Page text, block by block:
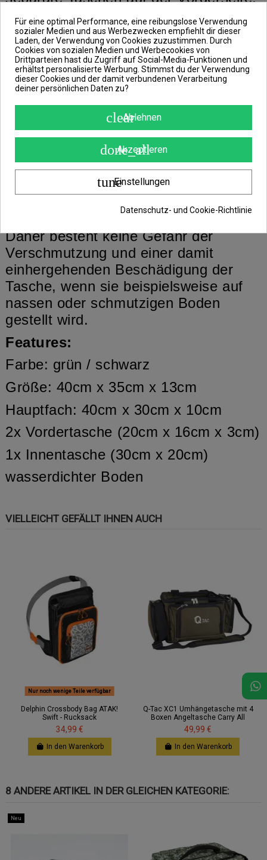
die mit hochwertigen
Doppelreißverschlüssen ausgestattet
sind.
Die Tasche ist in einer grünen Farbe in
Kombination mit schwarzen
Elementen, wie Clips,
Reißverschlüssen, einem
Schulterriemen und einem effektvollen
Logo gestaltet. Ihr gesamter Boden
und die Seiten bis zu einer Höhe von
ca. 5cm sind mit hochwertigem
Daherbesteht keine Gefahr der
Verschmutzung und einer damit
einhergehenden Beschädigung der
Tasche, wenn sie beispielsweise auf
nassen oder schmutzigen Boden
gestellt wird.
Features:
Farbe: grün / schwarz
Größe: 40cm x 35cm x 13cm
Hauptfach: 40cm x 30cm x 10cm
2x Vordertasche (20cm x 16cm x 3cm)
1x Innentasche (30cm x 20cm)
wasserdichter Boden
VIELLEICHT GEFÄLLT IHNEN AUCH
Nur noch wenige Teile verfügbar
Delphin Crossbody Bag ATAK!
Swift - Rucksack
34,99 €
In den Warenkorb
Q-Tac XC1 Umhängetasche mit 4
Boxen Angeltasche Carry All
49,99 €
In den Warenkorb
8 ANDERE ARTIKEL IN DER GLEICHEN KATEGORIE:
Neu
Für eine optimal Performance, eine reibungslose Verwendung
sozialer Medien und aus Werbezwecken empfiehlt dir dieser
Laden, der Verwendung von Cookies zuzustimmen. Durch
Cookies von sozialen Medien und Werbecookies von
Drittparteien hast du Zugriff auf Social-Media-Funktionen und
erhältst personalisierte Werbung. Stimmst du der Verwendung
dieser Cookies und der damit verbundenen Verarbeitung
deiner persönlichen Daten zu?
clearAblehnen
done_all
Akzeptieren
tuneEinstellungen
Datenschutz- und Cookie-Richtlinie